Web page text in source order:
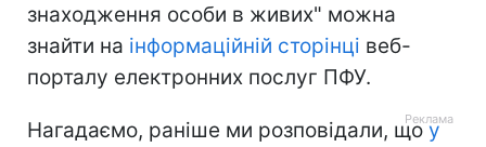
знаходження особи в живих" можна
знайти на інформаційній сторінці веб-
порталу електронних послуг ПФУ.
Нагадаємо, раніше ми розповідали, щоу